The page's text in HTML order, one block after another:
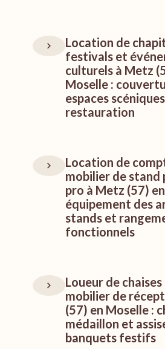
Location de
festivals et
culturels à Metz
Moselle :
espaces
restauration
Location de
mobilier de stand
pro à Metz (57)
équipement des
stands et
fonctionnels
Loueur de
mobilier de
(57) en Moselle :
médaillon et
banquets festifs